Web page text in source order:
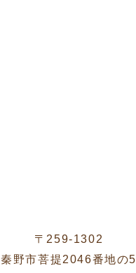
〒259-1302
秦野市菩提2046番地の5